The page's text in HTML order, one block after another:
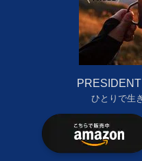
ひとりで生